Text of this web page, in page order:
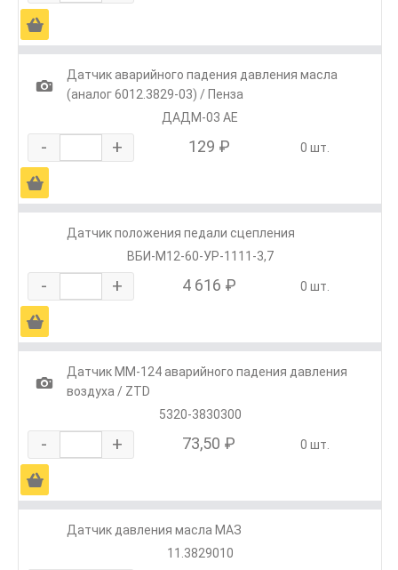
Ä
1
Датчик аварийного падения давления масла
(аналог 6012.3829-03) / Пенза
ДАДМ-03 АЕ
- + 129 ₽ 0 шт.
Ä
Датчик положения педали сцепления
ВБИ-М12-60-УР-1111-3,7
- + 4 616 ₽ 0 шт.
Ä
1
Датчик ММ-124 аварийного падения давления
воздуха / ZTD
5320-3830300
- + 73,50 ₽ 0 шт.
Ä
Датчик давления масла МАЗ
11.3829010